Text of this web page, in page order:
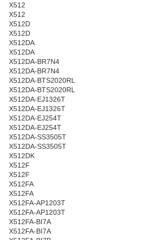
X512
X512
X512D
X512D
X512DA
X512DA
X512DA-BR7N4
X512DA-BR7N4
X512DA-BTS2020RL
X512DA-BTS2020RL
X512DA-EJ1326T
X512DA-EJ1326T
X512DA-EJ254T
X512DA-EJ254T
X512DA-SS3505T
X512DA-SS3505T
X512DK
X512F
X512F
X512FA
X512FA
X512FA-AP1203T
X512FA-AP1203T
X512FA-BI7A
X512FA-BI7A